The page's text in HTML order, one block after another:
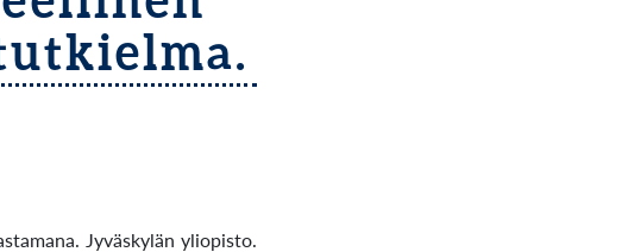
Jyväskylän yliopisto.